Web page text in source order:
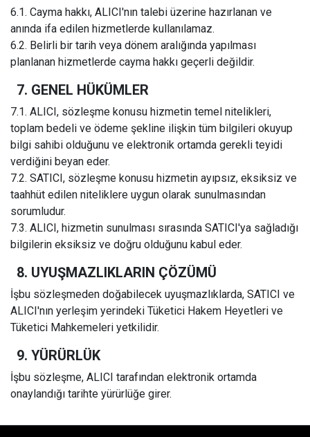
6.1. Cayma hakkı, ALICI'nın talebi üzerine hazırlanan ve
anında ifa edilen hizmetlerde kullanılamaz.
6.2. Belirli bir tarih veya dönem aralığında yapılması
planlanan hizmetlerde cayma hakkı geçerli değildir.
7. GENEL HÜKÜMLER
7.1. ALICI, sözleşme konusu hizmetin temel nitelikleri,
toplam bedeli ve ödeme şekline ilişkin tüm bilgileri okuyup
bilgi sahibi olduğunu ve elektronik ortamda gerekli teyidi
verdiğini beyan eder.
7.2. SATICI, sözleşme konusu hizmetin ayıpsız, eksiksiz ve
taahhüt edilen niteliklere uygun olarak sunulmasından
sorumludur.
7.3. ALICI, hizmetin sunulması sırasında SATICI'ya sağladığı
bilgilerin eksiksiz ve doğru olduğunu kabul eder.
8. UYUŞMAZLIKLARIN ÇÖZÜMÜ
İşbu sözleşmeden doğabilecek uyuşmazlıklarda, SATICI ve
ALICI'nın yerleşim yerindeki Tüketici Hakem Heyetleri ve
Tüketici Mahkemeleri yetkilidir.
9. YÜRÜRLÜK
İşbu sözleşme, ALICI tarafından elektronik ortamda
onaylandığı tarihte yürürlüğe girer.